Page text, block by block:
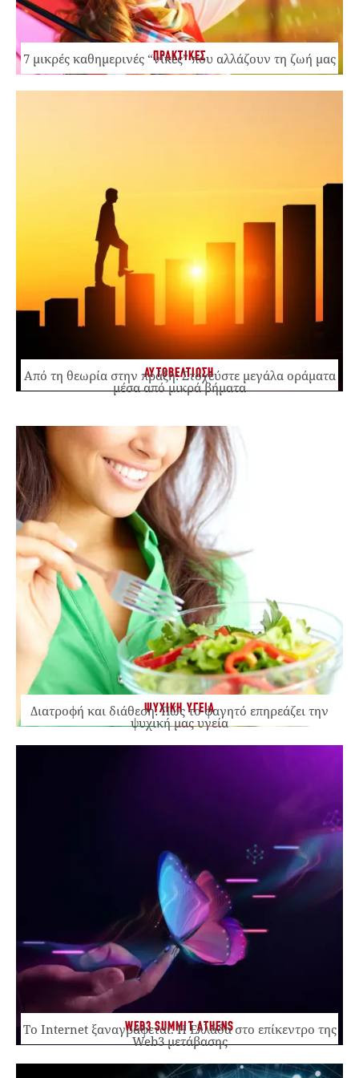
ΠΡΑΚΤΙΚΕΣ
7 μικρές καθημερινές “νίκες” που αλλάζουν τη ζωή μας
ΑΥΤΟΒΕΛΤΙΩΣΗ
Από τη θεωρία στην πράξη: Στοχεύστε μεγάλα οράματα
μέσα από μικρά βήματα
ΨΥΧΙΚΗ ΥΓΕΙΑ
Διατροφή και διάθεση: Πώς το φαγητό επηρεάζει την
ψυχική μας υγεία
WEB3 SUMMIT ATHENS
Το Internet ξαναγράφεται. Η Ελλάδα στο επίκεντρο της
Web3 μετάβασης